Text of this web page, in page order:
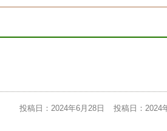
投稿日：2024年6月28日 投稿日：2024